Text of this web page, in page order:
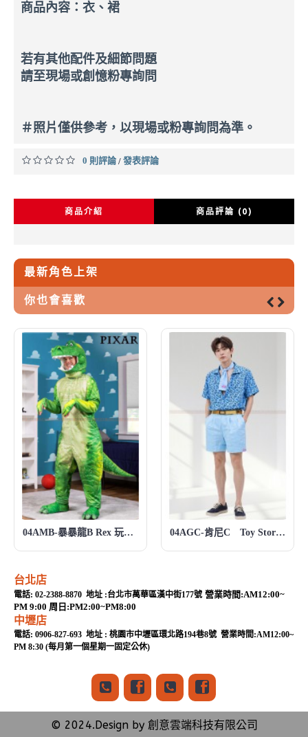
商品內容：衣、裙
若有其他配件及細節問題
請至現場或創憶粉專詢問
＃照片僅供參考，以現場或粉專詢問為準。
0 則評論 / 發表評論
商品介紹 商品評論 (0)
最新角色上架
你也會喜歡
04AMB-暴暴龍B Rex 玩具總動員系列 Toy Story 玩具總動員 04AGC-肯尼C Toy Story 玩具總動員
台北店
電話: 02-2388-8870 地址 :台北市萬華區漢中街177號 營業時間:AM12:00~
PM 9:00 周日:PM2:00~PM8:00
中壢店
電話: 0906-827-693 地址 : 桃園市中壢區環北路194巷8號 營業時間:AM12:00~
PM 8:30 (每月第一個星期一固定公休)
© 2024.Design by 創意雲端科技有限公司